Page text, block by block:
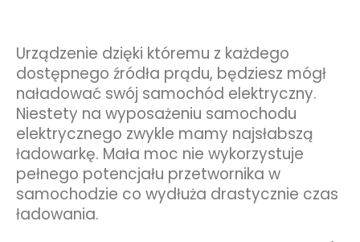
Urządzenie dzięki któremu z każdego
dostępnego źródła prądu, będziesz mógł
naładować swój samochód elektryczny.
Niestety na wyposażeniu samochodu
elektrycznego zwykle mamy najsłabszą
ładowarkę. Mała moc nie wykorzystuje
pełnego potencjału przetwornika w
samochodzie co wydłuża drastycznie czas
ładowania.